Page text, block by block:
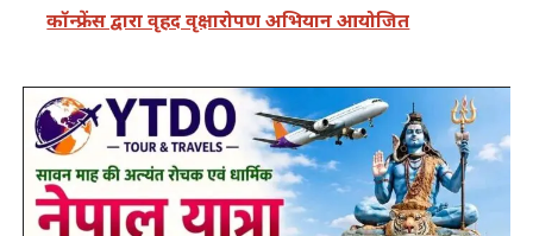
कॉन्फ्रेंस द्वारा वृहद वृक्षारोपण अभियान आयोजित